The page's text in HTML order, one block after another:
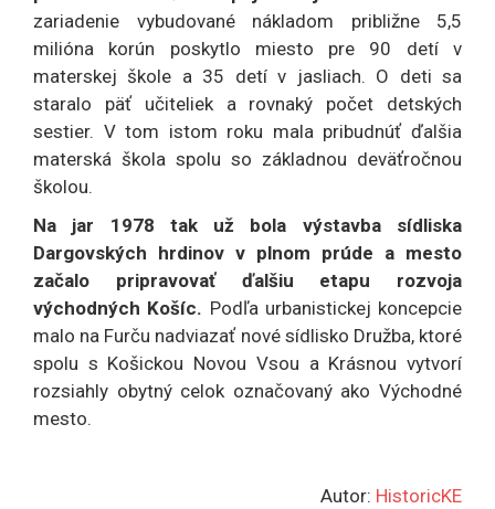
zariadenie vybudované nákladom približne 5,5
milióna korún poskytlo miesto pre 90 detí v
materskej škole a 35 detí v jasliach. O deti sa
staralo päť učiteliek a rovnaký počet detských
sestier. V tom istom roku mala pribudnúť ďalšia
materská škola spolu so základnou deväťročnou
školou.
Na jar 1978 tak už bola výstavba sídliska
Dargovských hrdinov v plnom prúde a mesto
začalo pripravovať ďalšiu etapu rozvoja
východných Košíc. Podľa urbanistickej koncepcie
malo na Furču nadviazať nové sídlisko Družba, ktoré
spolu s Košickou Novou Vsou a Krásnou vytvorí
rozsiahly obytný celok označovaný ako Východné
mesto.
Autor: HistoricKE